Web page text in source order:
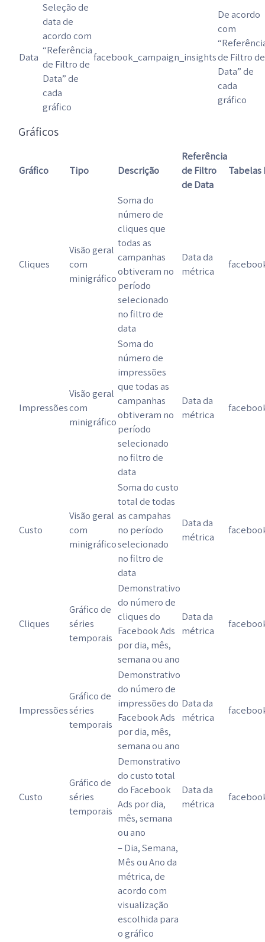
Data
Seleção de
data de
acordo com
“Referência
de Filtro de
Data” de
cada
gráfico
facebook_campaign_insights
De acordo
com
de Filtro de
Data” de
cada
gráfico
Gráficos
Gráfico Tipo Descrição
Referência
de Filtro
de Data
Tabelas
Cliques
Visão geral
com
minigráfico
Soma do
número de
cliques que
todas as
campanhas
obtiveram no
período
selecionado
no filtro de
data
Data da
métrica
Impressões
Visão geral
com
minigráfico
Soma do
número de
impressões
que todas as
campanhas
obtiveram no
período
selecionado
no filtro de
data
Data da
métrica
Custo
Visão geral
com
minigráfico
Soma do custo
total de todas
as campahas
no período
selecionado
no filtro de
data
Data da
métrica
Cliques
Gráfico de
séries
temporais
Demonstrativo
do número de
cliques do
Facebook Ads
por dia, mês,
semana ou ano
Data da
métrica
Impressões
Gráfico de
séries
temporais
Demonstrativo
do número de
impressões do
Facebook Ads
por dia, mês,
semana ou ano
Data da
métrica
Custo
Gráfico de
séries
temporais
Demonstrativo
do custo total
do Facebook
Ads por dia,
mês, semana
ou ano
Data da
métrica
– Dia, Semana,
Mês ou Ano da
métrica, de
acordo com
visualização
escolhida para
o gráfico